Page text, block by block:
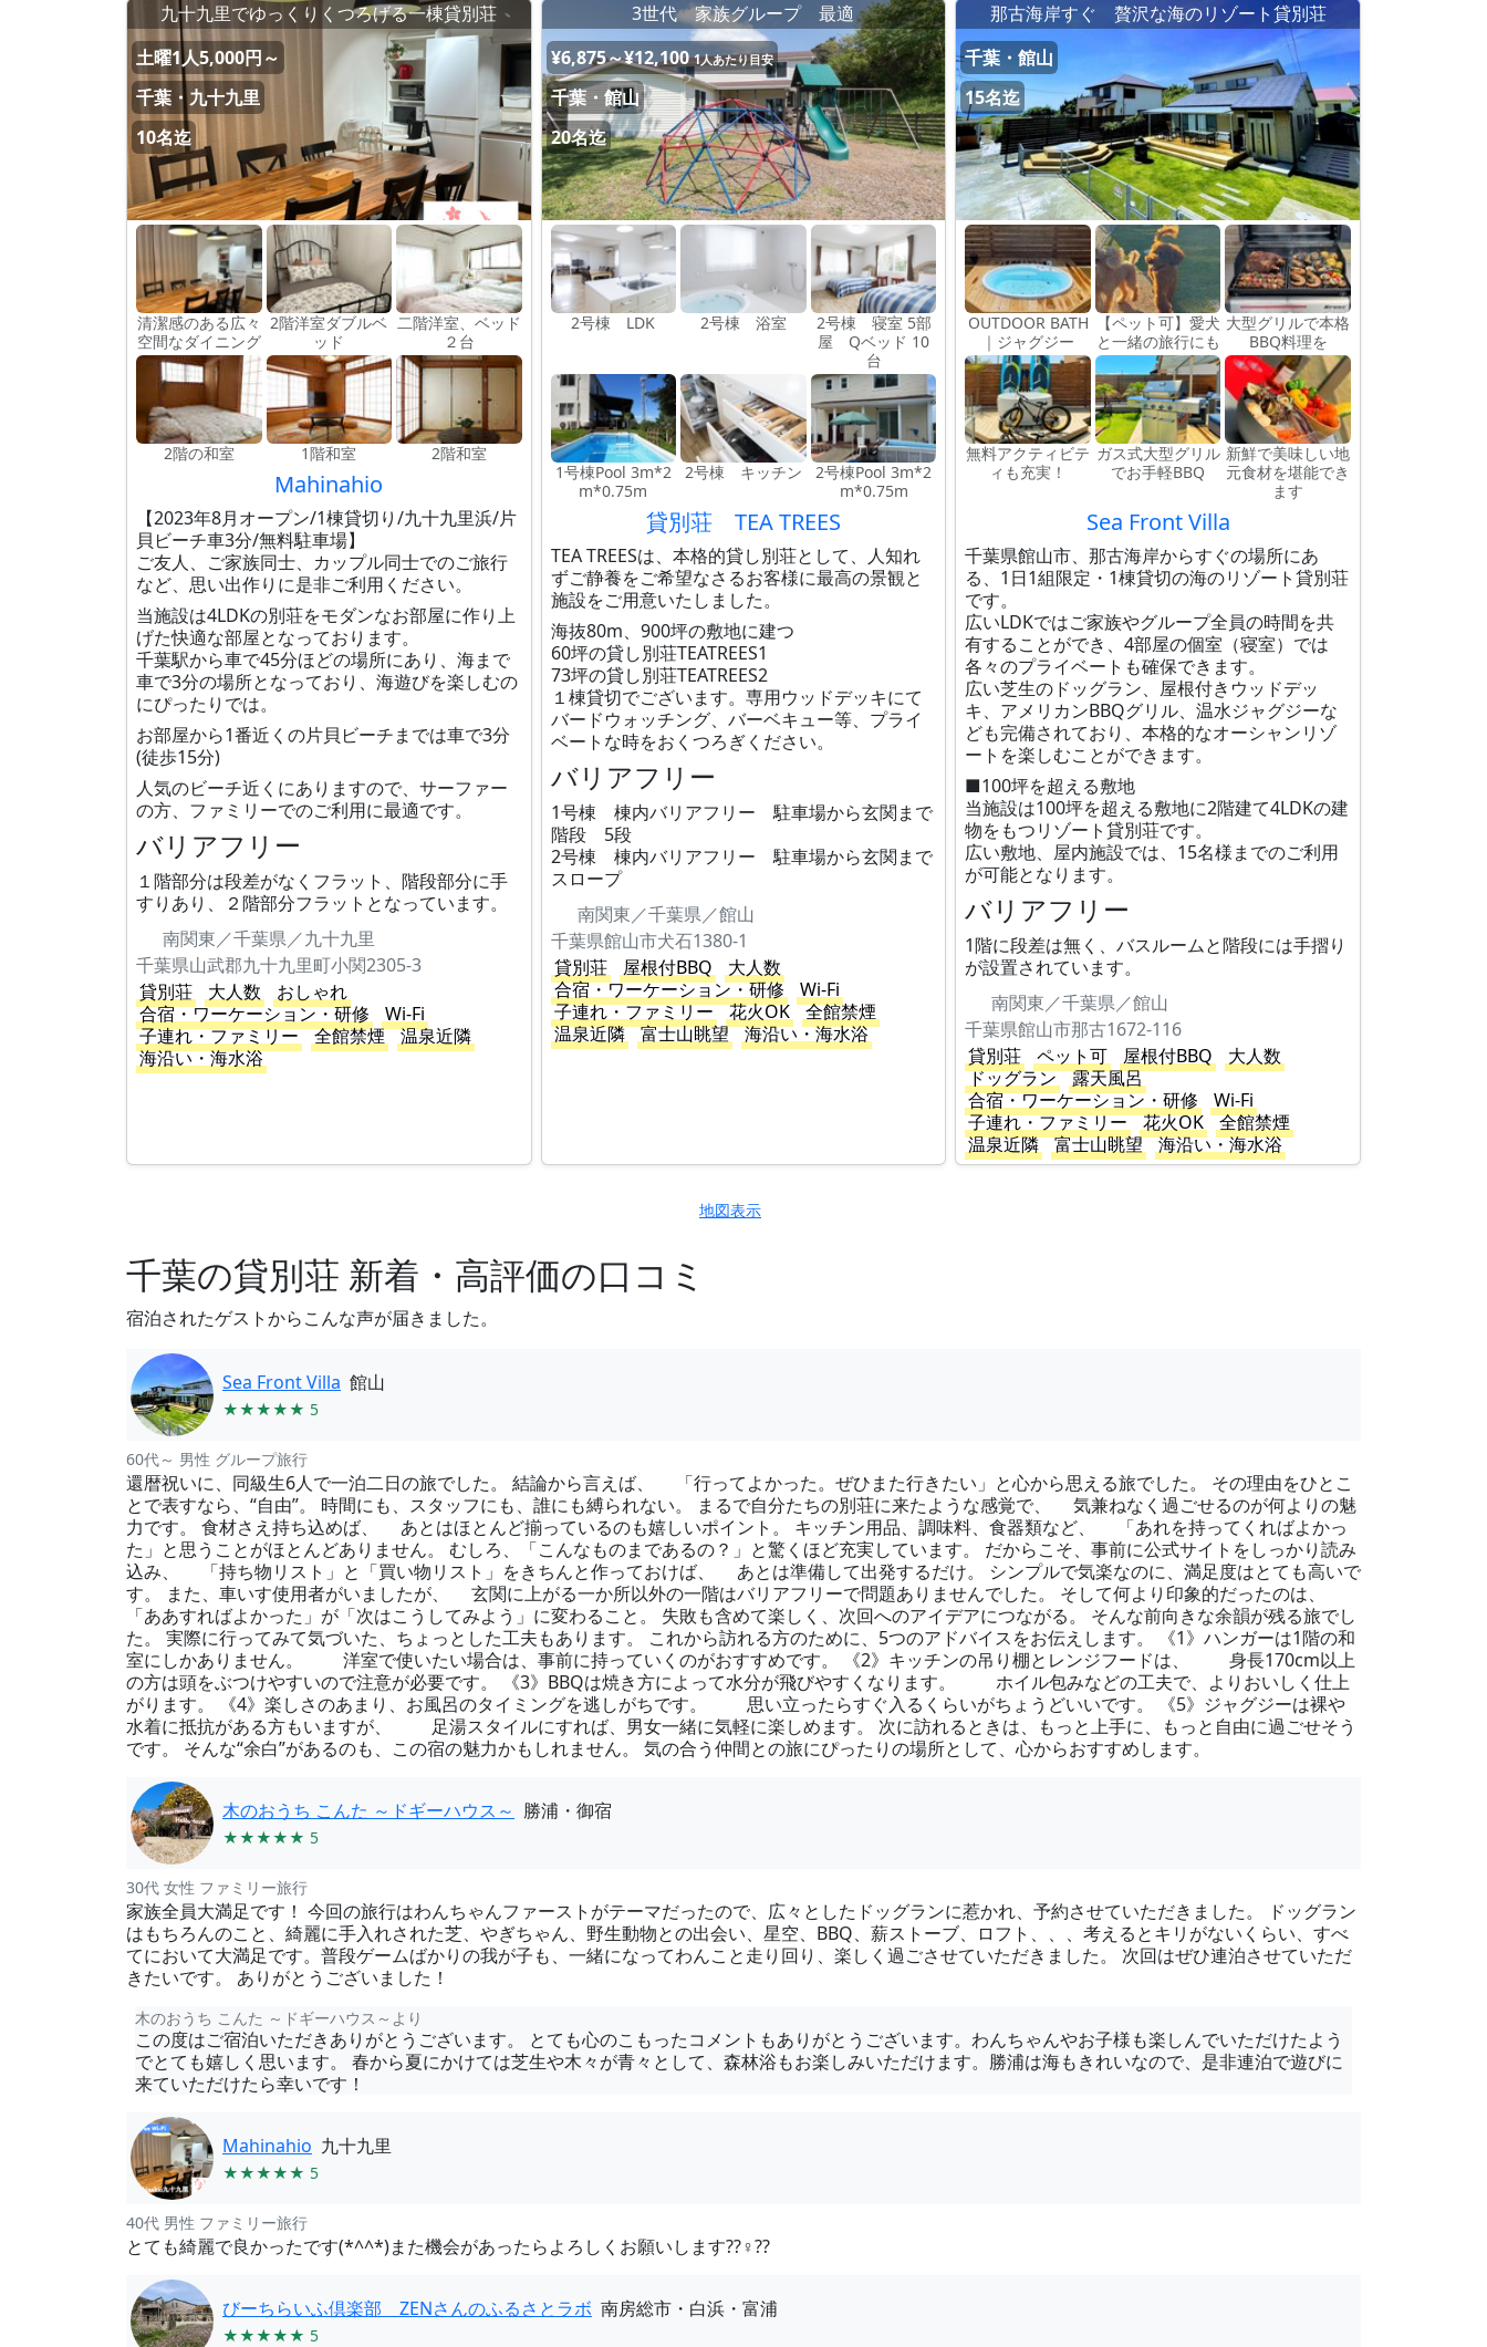
九十九里でゆっくりくつろげる一棟貸別荘
土曜1人5,000円～
千葉・九十九里
10名迄
清潔感のある広々
空間なダイニング
2階洋室ダブルベ
ッド
二階洋室、ベッド
２台
2階の和室 1階和室 2階和室
Mahinahio
【2023年8月オープン/1棟貸切り/九十九里浜/片
貝ビーチ車3分/無料駐車場】
ご友人、ご家族同士、カップル同士でのご旅行
など、思い出作りに是非ご利用ください。
当施設は4LDKの別荘をモダンなお部屋に作り上
げた快適な部屋となっております。
千葉駅から車で45分ほどの場所にあり、海まで
車で3分の場所となっており、海遊びを楽しむの
にぴったりでは。
お部屋から1番近くの片貝ビーチまでは車で3分
(徒歩15分)
人気のビーチ近くにありますので、サーファー
の方、ファミリーでのご利用に最適です。
バリアフリー
１階部分は段差がなくフラット、階段部分に手
すりあり、２階部分フラットとなっています。
南関東／千葉県／九十九里
千葉県山武郡九十九里町小関2305-3
貸別荘
大人数
おしゃれ
合宿・ワーケーション・研修
Wi-Fi
子連れ・ファミリー
全館禁煙
温泉近隣
海沿い・海水浴
3世代 家族グループ 最適
¥6,875～¥12,100 1人あたり目安
千葉・館山
20名迄
2号棟 LDK 2号棟 浴室
2号棟 寝室 5部
屋 Qベッド 10
台
1号棟Pool 3m*2
m*0.75m
2号棟 キッチン
2号棟Pool 3m*2
m*0.75m
貸別荘 TEA TREES
TEA TREESは、本格的貸し別荘として、人知れ
ずご静養をご希望なさるお客様に最高の景観と
施設をご用意いたしました。
海抜80m、900坪の敷地に建つ
60坪の貸し別荘TEATREES1
73坪の貸し別荘TEATREES2
１棟貸切でございます。専用ウッドデッキにて
バードウォッチング、バーベキュー等、プライ
ベートな時をおくつろぎください。
バリアフリー
1号棟 棟内バリアフリー 駐車場から玄関まで
階段 5段
2号棟 棟内バリアフリー 駐車場から玄関まで
スロープ
南関東／千葉県／館山
千葉県館山市犬石1380-1
貸別荘
屋根付BBQ
大人数
合宿・ワーケーション・研修
Wi-Fi
子連れ・ファミリー
花火OK
全館禁煙
温泉近隣
富士山眺望 海沿い・海水浴
那古海岸すぐ 贅沢な海のリゾート貸別荘
千葉・館山
15名迄
OUTDOOR BATH
｜ジャグジー
【ペット可】愛犬
と一緒の旅行にも
大型グリルで本格
BBQ料理を
無料アクティビテ
ィも充実！
ガス式大型グリル
でお手軽BBQ
新鮮で美味しい地
元食材を堪能でき
ます
Sea Front Villa
千葉県館山市、那古海岸からすぐの場所にあ
る、1日1組限定・1棟貸切の海のリゾート貸別荘
です。
広いLDKではご家族やグループ全員の時間を共
有することができ、4部屋の個室（寝室）では
各々のプライベートも確保できます。
広い芝生のドッグラン、屋根付きウッドデッ
キ、アメリカンBBQグリル、温水ジャグジーな
ども完備されており、本格的なオーシャンリゾ
ートを楽しむことができます。
■100坪を超える敷地
当施設は100坪を超える敷地に2階建て4LDKの建
物をもつリゾート貸別荘です。
広い敷地、屋内施設では、15名様までのご利用
が可能となります。
バリアフリー
1階に段差は無く、バスルームと階段には手摺り
が設置されています。
南関東／千葉県／館山
千葉県館山市那古1672-116
貸別荘
ペット可 屋根付BBQ
大人数
ドッグラン
露天風呂
合宿・ワーケーション・研修
Wi-Fi
子連れ・ファミリー
花火OK
全館禁煙
温泉近隣
富士山眺望 海沿い・海水浴
地図表示
千葉の貸別荘 新着・高評価の口コミ
宿泊されたゲストからこんな声が届きました。
Sea Front Villa 館山
★★★★★ 5
60代～ 男性 グループ旅行
還暦祝いに、同級生6人で一泊二日の旅でした。 結論から言えば、 「行ってよかった。ぜひまた行きたい」と心から思える旅でした。 その理由をひとこ
とで表すなら、“自由”。 時間にも、スタッフにも、誰にも縛られない。 まるで自分たちの別荘に来たような感覚で、 気兼ねなく過ごせるのが何よりの魅
力です。 食材さえ持ち込めば、 あとはほとんど揃っているのも嬉しいポイント。 キッチン用品、調味料、食器類など、 「あれを持ってくればよかっ
た」と思うことがほとんどありません。 むしろ、「こんなものまであるの？」と驚くほど充実しています。 だからこそ、事前に公式サイトをしっかり読み
込み、 「持ち物リスト」と「買い物リスト」をきちんと作っておけば、 あとは準備して出発するだけ。 シンプルで気楽なのに、満足度はとても高いで
す。 また、車いす使用者がいましたが、 玄関に上がる一か所以外の一階はバリアフリーで問題ありませんでした。 そして何より印象的だったのは、
「ああすればよかった」が「次はこうしてみよう」に変わること。 失敗も含めて楽しく、次回へのアイデアにつながる。 そんな前向きな余韻が残る旅でし
た。 実際に行ってみて気づいた、ちょっとした工夫もあります。 これから訪れる方のために、5つのアドバイスをお伝えします。 《1》ハンガーは1階の和
室にしかありません。 洋室で使いたい場合は、事前に持っていくのがおすすめです。 《2》キッチンの吊り棚とレンジフードは、 身長170cm以上
の方は頭をぶつけやすいので注意が必要です。 《3》BBQは焼き方によって水分が飛びやすくなります。 ホイル包みなどの工夫で、よりおいしく仕上
がります。 《4》楽しさのあまり、お風呂のタイミングを逃しがちです。 思い立ったらすぐ入るくらいがちょうどいいです。 《5》ジャグジーは裸や
水着に抵抗がある方もいますが、 足湯スタイルにすれば、男女一緒に気軽に楽しめます。 次に訪れるときは、もっと上手に、もっと自由に過ごせそう
です。 そんな“余白”があるのも、この宿の魅力かもしれません。 気の合う仲間との旅にぴったりの場所として、心からおすすめします。
木のおうち こんた ～ドギーハウス～ 勝浦・御宿
★★★★★ 5
30代 女性 ファミリー旅行
家族全員大満足です！ 今回の旅行はわんちゃんファーストがテーマだったので、広々としたドッグランに惹かれ、予約させていただきました。 ドッグラン
はもちろんのこと、綺麗に手入れされた芝、やぎちゃん、野生動物との出会い、星空、BBQ、薪ストーブ、ロフト、、、考えるとキリがないくらい、すべ
てにおいて大満足です。普段ゲームばかりの我が子も、一緒になってわんこと走り回り、楽しく過ごさせていただきました。 次回はぜひ連泊させていただ
きたいです。 ありがとうございました！
木のおうち こんた ～ドギーハウス～より
この度はご宿泊いただきありがとうございます。 とても心のこもったコメントもありがとうございます。わんちゃんやお子様も楽しんでいただけたよう
でとても嬉しく思います。 春から夏にかけては芝生や木々が青々として、森林浴もお楽しみいただけます。勝浦は海もきれいなので、是非連泊で遊びに
来ていただけたら幸いです！
Mahinahio 九十九里
★★★★★ 5
40代 男性 ファミリー旅行
とても綺麗で良かったです(*^^*)また機会があったらよろしくお願いします??‍♀️??
びーちらいふ倶楽部 ZENさんのふるさとラボ 南房総市・白浜・富浦
★★★★★ 5